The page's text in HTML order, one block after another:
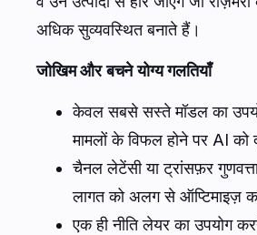
अधिक सुव्यवस्थित बनाते हैं।
जोखिम और बचने योग्य गलतियाँ
केवल सबसे सस्ते मॉडल का
मामलों के विफल होने पर AI को
चैनल लेटेंसी या ट्रांसफ़र
लागत को अलग से ऑप्टिमाइज़
एक ही नीति लेयर का उपयोग